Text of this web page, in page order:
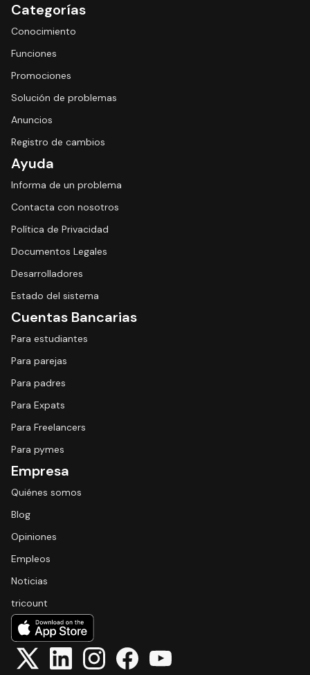
Categorías
Conocimiento
Funciones
Promociones
Solución de problemas
Anuncios
Registro de cambios
Ayuda
Informa de un problema
Contacta con nosotros
Política de Privacidad
Documentos Legales
Desarrolladores
Estado del sistema
Cuentas Bancarias
Para estudiantes
Para parejas
Para padres
Para Expats
Para Freelancers
Para pymes
Empresa
Quiénes somos
Blog
Opiniones
Empleos
Noticias
tricount